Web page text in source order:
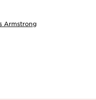
Armstrong